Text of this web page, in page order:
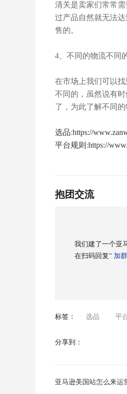
清关是卖家们常常
过产品自然就无法
售的。
4、不同的物流不同
在市场上我们可以
不同的，虽然说有
了，为此了解不同
选品:https://
平台规则 :https://
抱团交流
我们建了一个亚
在扫码回复“ 加
标签： 选品 平
分享到：
亚马逊美国站怎么来运